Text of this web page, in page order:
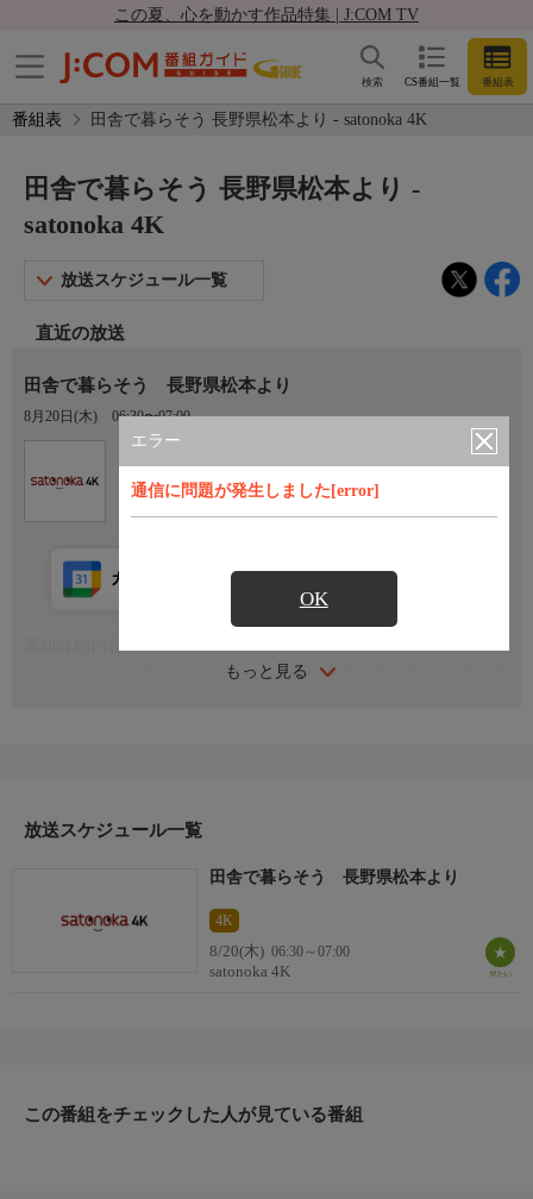
この夏、心を動かす作品特集 | J:COM TV
CS番組一覧 番組表
検索
番組表 田舎で暮らそう 長野県松本より - satonoka 4K
エラー
通信に問題が発生しました[error]
OK
田舎で暮らそう 長野県松本より -
satonoka 4K
放送スケジュール一覧
直近の放送
田舎で暮らそう 長野県松本より
8月20日(木) 06:30〜07:00
もっと見る
カレンダー登録 アプリ視聴
今やブームとも言える「移住」。自分や家族の生き方を見直し移
放送スケジュール一覧
田舎で暮らそう 長野県松本より
4K
8/20(木) 06:30～07:00
satonoka 4K
この番組をチェックした人が見ている番組